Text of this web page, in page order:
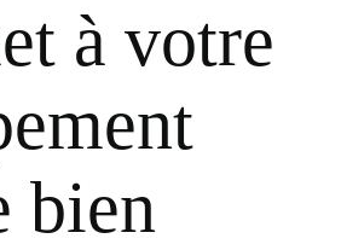
à votre
bien